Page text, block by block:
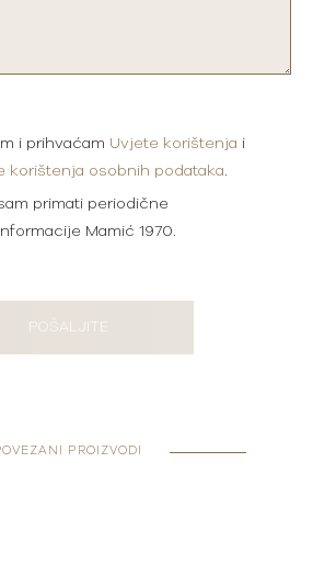
i prihvaćam Uvjete korištenja i
korištenja osobnih podataka.
primati periodične
Mamić 1970.
POŠALJITE
PROIZVODI